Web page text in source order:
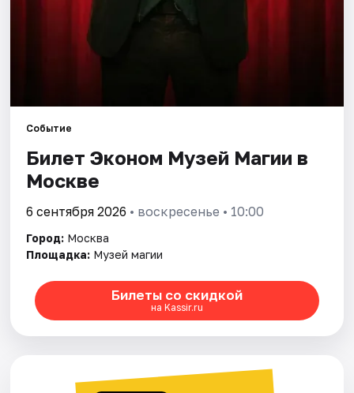
Событие
Билет Эконом Музей Магии в
Москве
6 сентября 2026 • воскресенье • 10:00
Город: Москва
Площадка: Музей магии
Билеты со скидкой
на Kassir.ru